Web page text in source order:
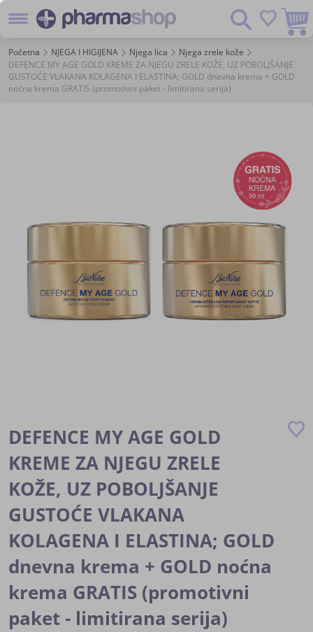
Pretraživanje
na
sadržaj
Početna NJEGA I HIGIJENA Njega lica
Njega zrele kože
DEFENCE MY AGE GOLD KREME ZA NJEGU ZRELE KOŽE, UZ POBOLJŠANJE
GUSTOĆE VLAKANA KOLAGENA I ELASTINA; GOLD dnevna krema + GOLD
noćna krema GRATIS (promotivni paket - limitirana serija)
to
the
beginning
of
the
images
gallery
DEFENCE MY AGE GOLD
KREME ZA NJEGU ZRELE
KOŽE, UZ POBOLJŠANJE
GUSTOĆE VLAKANA
KOLAGENA I ELASTINA; GOLD
dnevna krema + GOLD noćna
krema GRATIS (promotivni
paket - limitirana serija)